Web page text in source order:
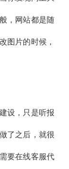
，网站都是随
图片的时候，
设，只是听报
了之后，就很
要在线客服代